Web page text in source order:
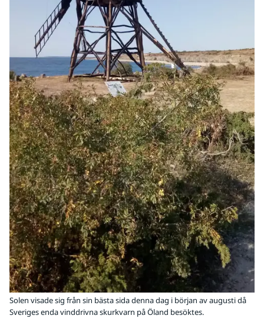
Solen visade sig från sin bästa sida denna dag i början av augusti då
Sveriges enda vinddrivna skurkvarn på Öland besöktes.